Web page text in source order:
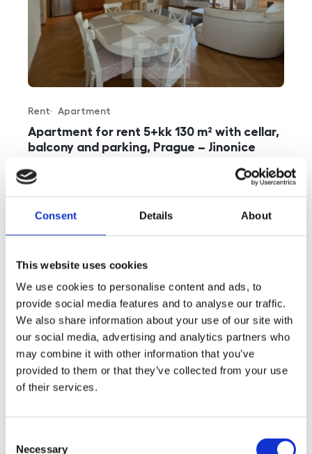
Consent Details About
This website uses cookies
We use cookies to personalise content and ads, to
provide social media features and to analyse our traffic.
We also share information about your use of our site with
our social media, advertising and analytics partners who
may combine it with other information that you’ve
provided to them or that they’ve collected from your use
of their services.
Necessary
Apartment for rent 5+kk 130 m² with cellar,
balcony and parking, Prague – Jinonice
Offer type
Rent
Property type
Apartment
rozměry
disposition
5+kk